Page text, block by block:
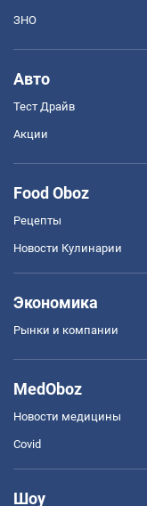
ЗНО
Авто
Тест Драйв
Акции
Food Oboz
Рецепты
Новости Кулинарии
Экономика
Рынки и компании
MedOboz
Новости медицины
Covid
Шоу